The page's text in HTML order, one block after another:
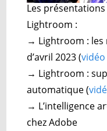
Les
Lightroom :
→ Lightroom : les
d’avril 2023 (
→ Lightroom :
automatique (
→ L’intelligence
chez Adobe